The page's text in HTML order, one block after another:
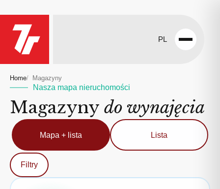
PL
Open
Home Magazyny
Nasza mapa nieruchomości
Magazyny do wynajęcia
Mapa + lista Lista
Filtry